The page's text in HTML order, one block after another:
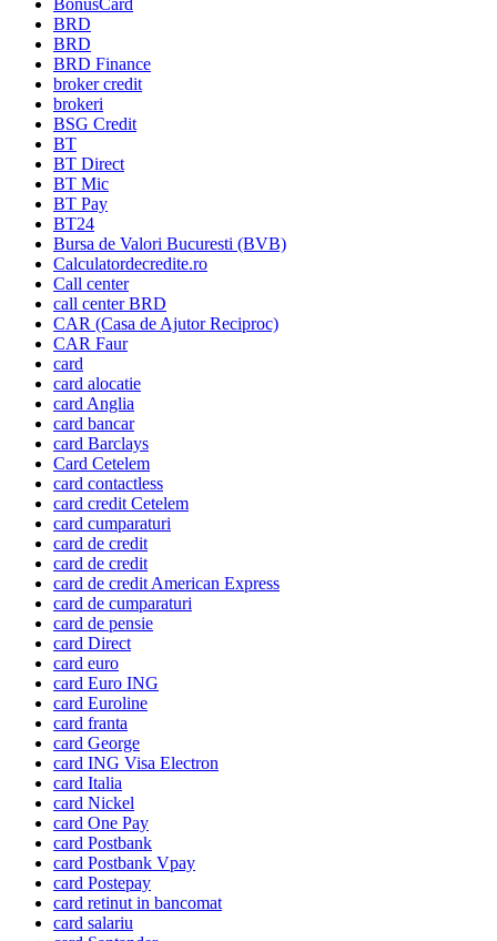
BRD
BRD
BRD Finance
broker credit
brokeri
BSG Credit
BT
BT Direct
BT Mic
BT Pay
BT24
Bursa de Valori Bucuresti (BVB)
Calculatordecredite.ro
Call center
call center BRD
CAR (Casa de Ajutor Reciproc)
CAR Faur
card
card alocatie
card Anglia
card bancar
card Barclays
Card Cetelem
card contactless
card credit Cetelem
card cumparaturi
card de credit
card de credit
card de credit American Express
card de cumparaturi
card de pensie
card Direct
card euro
card Euro ING
card Euroline
card franta
card George
card ING Visa Electron
card Italia
card Nickel
card One Pay
card Postbank
card Postbank Vpay
card Postepay
card retinut in bancomat
card salariu